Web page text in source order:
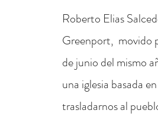
Roberto Elias
Greenport, movido
de junio del mismo
una iglesia basada
trasladarnos al